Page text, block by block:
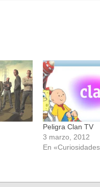
Peligra Clan TV
3 marzo, 2012
En